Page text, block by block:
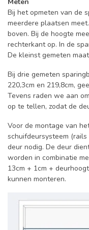
Bij het opmeten van de
meerdere plaatsen
boven. Bij de hoogte
rechterkant op. In de
De kleinst gemeten
Bij drie gemeten
220,3cm en 219,8cm,
Tevens raden we aan
op te tellen, zodat de
Voor de montage van
schuifdeursysteem
deur nodig. De deur
worden in combinatie
13cm + 1cm +
kunnen monteren.